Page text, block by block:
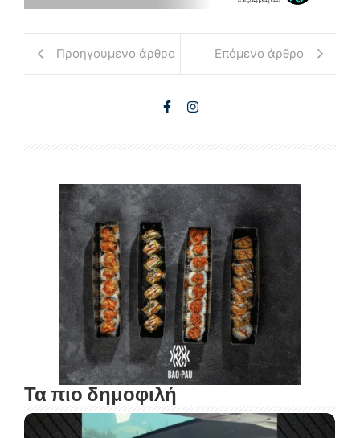
Προηγούμενο άρθρο Επόμενο άρθρο
Τα πιο δημοφιλή